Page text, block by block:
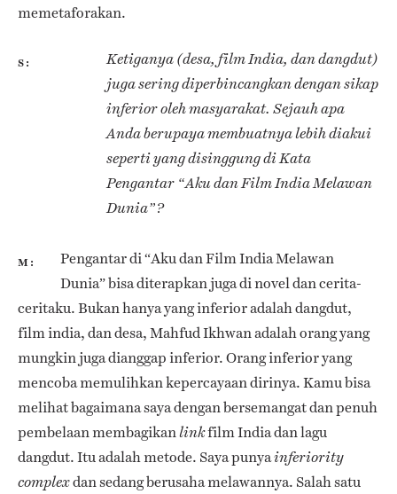
memetaforakan.
S
Ketiganya (desa, film India, dan dangdut)
juga sering diperbincangkan dengan sikap
inferior oleh masyarakat. Sejauh apa
Anda berupaya membuatnya lebih diakui
seperti yang disinggung di Kata
Pengantar “Aku dan Film India Melawan
Dunia”?
M
Pengantar di “Aku dan Film India Melawan
Dunia” bisa diterapkan juga di novel dan cerita-
ceritaku. Bukan hanya yang inferior adalah dangdut,
film india, dan desa, Mahfud Ikhwan adalah orang yang
mungkin juga dianggap inferior. Orang inferior yang
mencoba memulihkan kepercayaan dirinya. Kamu bisa
melihat bagaimana saya dengan bersemangat dan penuh
pembelaan membagikanlinkfilm India dan lagu
dangdut. Itu adalah metode. Saya punyainferiority
complexdan sedang berusaha melawannya. Salah satu